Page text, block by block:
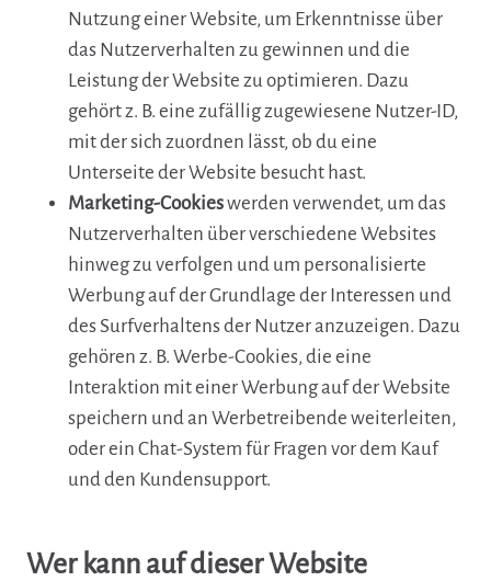
Nutzung einer Website, um Erkenntnisse über
das Nutzerverhalten zu gewinnen und die
Leistung der Website zu optimieren. Dazu
gehört z. B. eine zufällig zugewiesene Nutzer-ID,
mit der sich zuordnen lässt, ob du eine
Unterseite der Website besucht hast.
Marketing-Cookieswerden verwendet, um das
Nutzerverhalten über verschiedene Websites
hinweg zu verfolgen und um personalisierte
Werbung auf der Grundlage der Interessen und
des Surfverhaltens der Nutzer anzuzeigen. Dazu
gehören z. B. Werbe-Cookies, die eine
Interaktion mit einer Werbung auf der Website
speichern und an Werbetreibende weiterleiten,
oder ein Chat-System für Fragen vor dem Kauf
und den Kundensupport.
Wer kann auf dieser Website